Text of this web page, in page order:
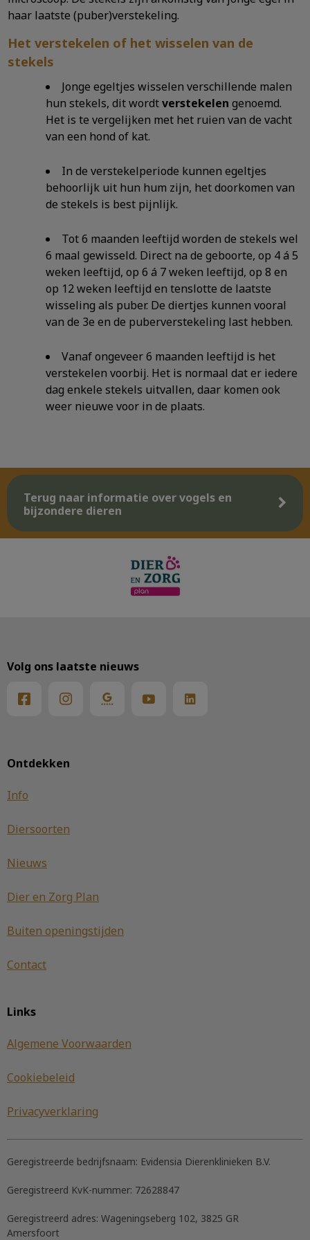
haar laatste (puber)verstekeling.
Het verstekelen of het wisselen van de
stekels
Jonge egeltjes wisselen verschillende malen
hun stekels, dit wordtverstekelen genoemd.
Het is te vergelijken met het ruien van de vacht
van een hond of kat.
In de verstekelperiode kunnen egeltjes
behoorlijk uit hun hum zijn, het doorkomen van
de stekels is best pijnlijk.
Tot 6 maanden leeftijd worden de stekels wel
6 maal gewisseld. Direct na de geboorte, op 4 á 5
weken leeftijd, op 6 á 7 weken leeftijd, op 8 en
op 12 weken leeftijd en tenslotte de laatste
wisseling als puber. De diertjes kunnen vooral
van de 3e en de puberverstekeling last hebben.
Vanaf ongeveer 6 maanden leeftijd is het
verstekelen voorbij. Het is normaal dat er iedere
dag enkele stekels uitvallen, daar komen ook
weer nieuwe voor in de plaats.
Terug naar informatie over vogels en
bijzondere dieren
Ontdekken
Info
Diersoorten
Nieuws
Dier en Zorg Plan
Buiten openingstijden
Contact
Links
Algemene Voorwaarden
Cookiebeleid
Privacyverklaring
Volg ons laatste nieuws
Geregistreerde bedrijfsnaam: Evidensia Dierenklinieken B.V.
Geregistreerd KvK-nummer: 72628847
Geregistreerd adres: Wageningseberg 102, 3825 GR
Amersfoort